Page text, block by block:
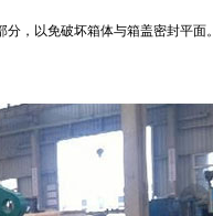
，以免破坏箱体与箱盖密封平面。